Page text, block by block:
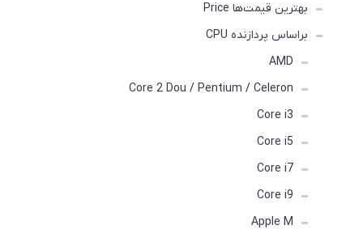
بهترین قیمت‌ها Price
براساس پردازنده CPU
AMD
Core 2 Dou / Pentium / Celeron
Core i3
Core i5
Core i7
Core i9
Apple M